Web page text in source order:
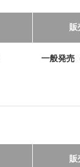
一般発売